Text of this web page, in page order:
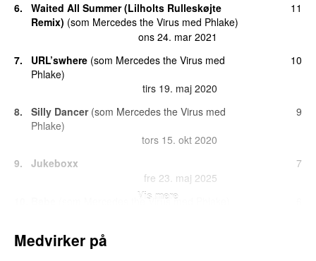
6.
Waited All Summer (Lilholts Rulleskøjte
Remix) (som Mercedes the Virus med Phlake)
ons 24. mar 2021
11
7. URL’swhere (som Mercedes the Virus med
Phlake)
tirs 19. maj 2020
10
8. Silly Dancer (som Mercedes the Virus med
Phlake)
tors 15. okt 2020
9
9.
Jukeboxx
fre 23. maj 2025
7
Mercedes the Virus med
11. Breathe U In (NSN Rework)
Phlake
Vis mere
Medvirker på